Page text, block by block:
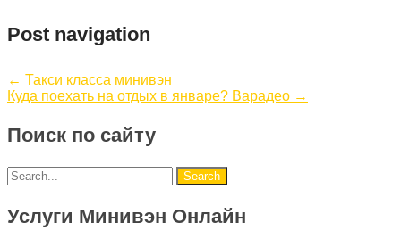
Post navigation
← Такси класса минивэн
Куда поехать на отдых в январе? Варадео →
Поиск по сайту
Услуги Минивэн Онлайн